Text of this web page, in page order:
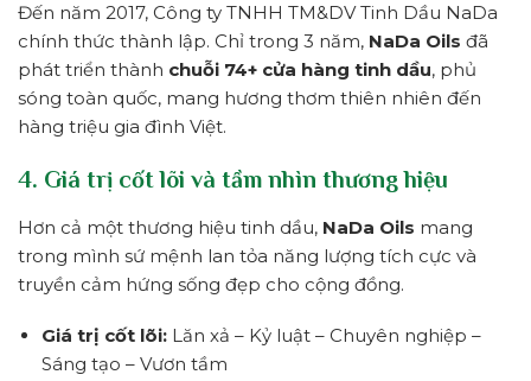
Đến năm 2017, Công ty TNHH TM&DV Tinh Dầu NaDa
chính thức thành lập. Chỉ trong 3 năm, NaDa Oils đã
phát triển thành chuỗi 74+ cửa hàng tinh dầu, phủ
sóng toàn quốc, mang hương thơm thiên nhiên đến
hàng triệu gia đình Việt.
4. Giá trị cốt lõi và tầm nhìn thương hiệu
Hơn cả một thương hiệu tinh dầu, NaDa Oils mang
trong mình sứ mệnh lan tỏa năng lượng tích cực và
truyền cảm hứng sống đẹp cho cộng đồng.
Giá trị cốt lõi:Lăn xả – Kỷ luật – Chuyên nghiệp –
Sáng tạo – Vươn tầm